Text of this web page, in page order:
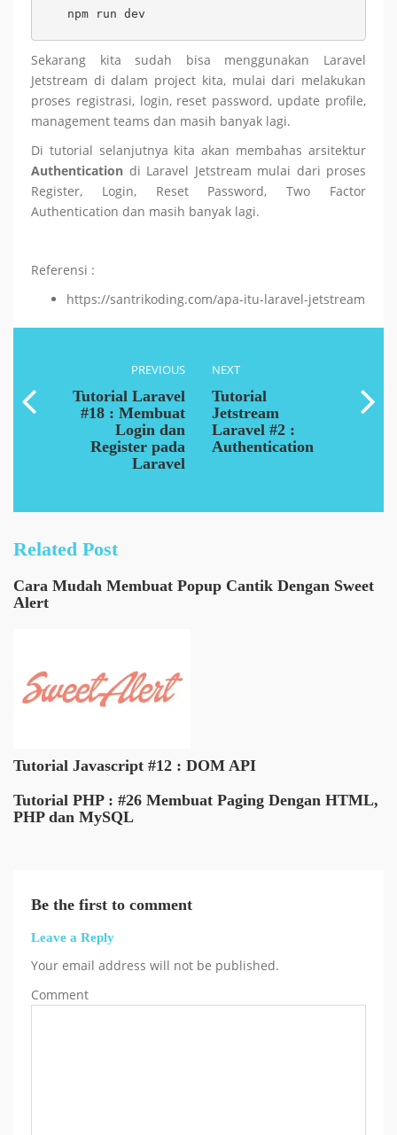
npm run dev
Sekarang kita sudah bisa menggunakan Laravel
Jetstream di dalam project kita, mulai dari melakukan
proses registrasi, login, reset password, update profile,
management teams dan masih banyak lagi.
Di tutorial selanjutnya kita akan membahas arsitektur
Authentication di Laravel Jetstream mulai dari proses
Register, Login, Reset Password, Two Factor
Authentication dan masih banyak lagi.
Referensi :
https://santrikoding.com/apa-itu-laravel-jetstream
PREVIOUS
Tutorial Laravel
#18 : Membuat
Login dan
Register pada
Laravel
NEXT
Tutorial
Jetstream
Laravel #2 :
Authentication
Related Post
Cara Mudah Membuat Popup Cantik Dengan Sweet
Alert
Tutorial Javascript #12 : DOM API
Tutorial PHP : #26 Membuat Paging Dengan HTML,
PHP dan MySQL
Be the first to comment
Leave a Reply
Your email address will not be published.
Comment